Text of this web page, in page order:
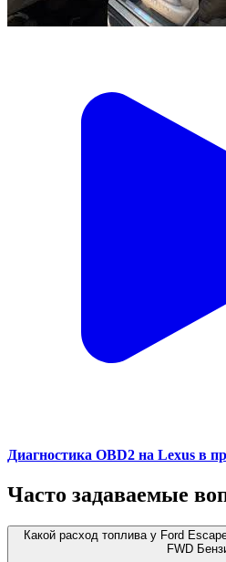
Диагностика OBD2 на Lexus в
Часто задаваемые
Какой расход топлива у Ford
FWD